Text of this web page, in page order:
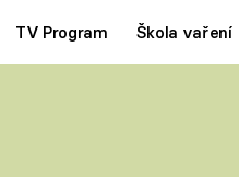
TV Program Škola vaření